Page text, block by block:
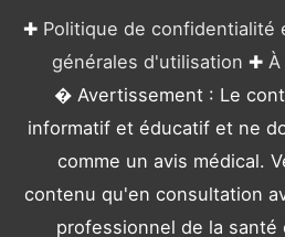
✚ Politique de confidentialité
générales d'utilisation ✚
� Avertissement : Le
informatif et éducatif et ne
comme un avis médical.
contenu qu'en consultation
professionnel de la